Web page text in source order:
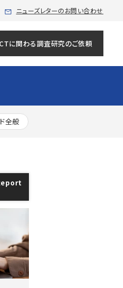
ニューズレターのお問い合わせ
に関わる調査研究のご依頼
全般